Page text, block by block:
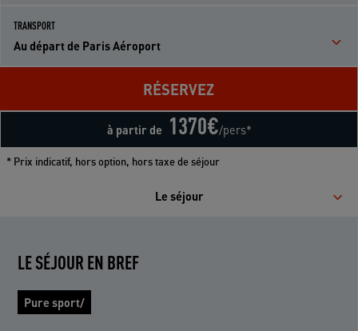
TRANSPORT
Au départ de Paris Aéroport
à partir de 1370€/pers*
RÉSERVEZ
* Prix indicatif, hors option, hors taxe de séjour
Le séjour
LE SÉJOUR EN BREF
Pure sport/